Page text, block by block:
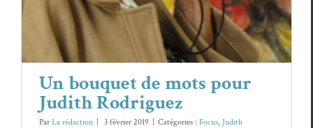
Un bouquet de mots pour
Judith Rodriguez
ParLa rédaction | 3 février 2019 | Catégories : Focus, Judith